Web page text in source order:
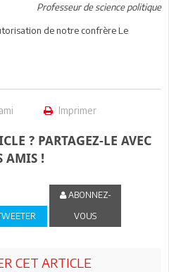
Professeur de science politique
de notre confrère Le
Imprimer
? PARTAGEZ-LE AVEC
AMIS !
ABONNEZ-
VOUS
CET ARTICLE